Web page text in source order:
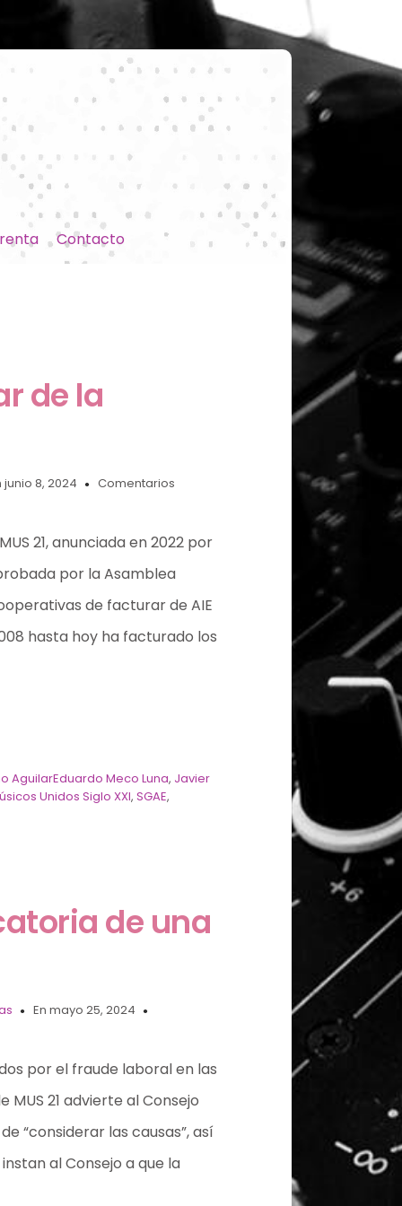
Contacto
de la
junio 8, 2024
Comentarios
21, anunciada en 2022 por
por la Asamblea
de facturar de AIE
hasta hoy ha facturado los
AguilarEduardo Meco Luna, Javier
Unidos Siglo XXI,SGAE,
de una
En mayo 25, 2024
por el fraude laboral en las
21 advierte al Consejo
“considerar las causas”, así
al Consejo a que la